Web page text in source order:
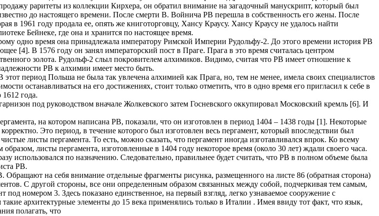
раритеты из коллекции Кирхера, он обратил внимание на загадочный манускрипт, который был
до настоящего времени. После смерти В. Войнича РВ перешла в собственность его жены. После
в 1961 году продала ее, опять же книготорговцу, Хансу Краусу. Хансу Краусу не удалось найти
Бейнеке, где она и хранится по настоящее время.
одно время она принадлежала императору Римской Империи Рудольфу-2. До этого времени история РВ
[4]. В 1576 году он занял императорский пост в Праге. Прага в это время считалась центром
золота. Рудольф-2 слыл покровителем алхимиков. Видимо, считая что РВ имеет отношение к
РВ к алхимии имеет место быть.
период Польша не была так увлечена алхимией как Прага, но, тем не менее, имела своих специалистов
останавливаться на его достижениях, стоит только отметить, что в одно время его пригласил к себе в
года.
под руководством вначале Жолкевского затем Госневского оккупировал Московский кремль [6]. И
на котором написана РВ, показали, что он изготовлен в период 1404 – 1438 годы [1]. Некоторые
Это период, в течение которого был изготовлен весь пергамент, который впоследствии был
листы пергамента. То есть, можно сказать, что пергамент иногда изготавливался впрок. Ко всему
листы пергамента, изготовленные в 1404 году некоторое время (около 30 лет) ждали своего часа.
использовался по назначению. Следовательно, правильнее будет считать, что РВ в полном объеме была
РВ.
Обращают на себя внимание отдельные фрагменты рисунка, размещенного на листе 86 (обратная сторона)
С другой стороны, все они определенным образом связанных между собой, подчеркивая тем самым,
номером 3. Здесь показано единственное, на первый взгляд, легко узнаваемое сооружение с
архитектурные элементы до 15 века применялись только в Италии . Имея ввиду тот факт, что язык,
полагать, что